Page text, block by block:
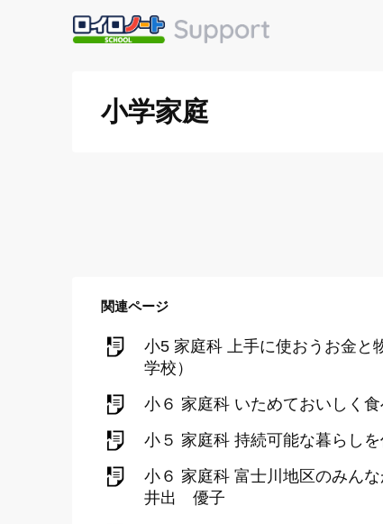
小学家庭
関連ページ
小5 家庭科 上手に使おうお金と
学校）
小６ 家庭科 いためておいしく
小５ 家庭科 持続可能な暮らし
小６ 家庭科 富士川地区のみん
井出 優子